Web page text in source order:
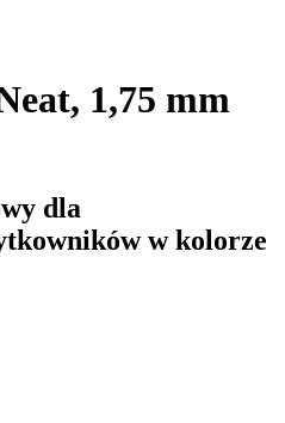
1,75 mm
dla
w kolorze